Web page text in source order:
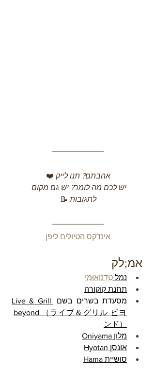
אהבתם? תנו לייק ❤️
יש לכם מה לומר? יש גם מקום
לתגובות 📝
אינדקס הטיולים ליפן
אמ;לק
נמל טַדַנוֹאוּמִי
תחנת קוקורה
מסעדת בשרים בשם
Live & Grill
beyond （ライブ＆グリル ビヨ
ンド）
מלון Oniyama
אונסן Hyotan
סושיית Hama